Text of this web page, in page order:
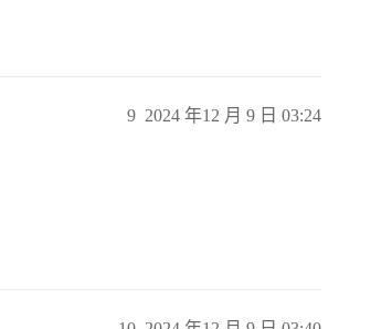
2024 年12 月 9 日 03:24
9